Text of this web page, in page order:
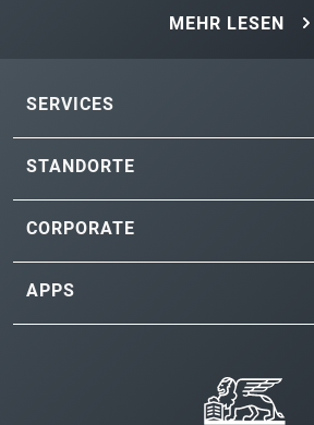
MEHR LESEN
SERVICES
STANDORTE
CORPORATE
APPS